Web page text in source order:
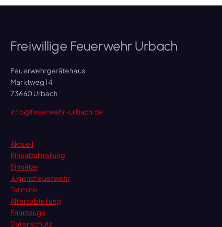
Freiwillige Feuerwehr Urbach
Feuerwehrgerätehaus
Marktweg 14
73660 Urbach
info@feuerwehr-urbach.de
Aktuell
Einsatzabteilung
Einsätze
Jugendfeuerwehr
Termine
Altersabteilung
Fahrzeuge
Datenschutz